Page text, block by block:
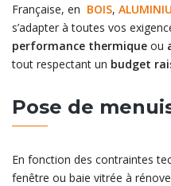
Française, en BOIS,
s’adapter à toutes vos
performance thermique ou
tout respectant un budget
Pose de
En fonction des contraintes
fenêtre ou baie vitrée à